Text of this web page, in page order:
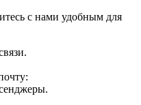
с нами удобным для